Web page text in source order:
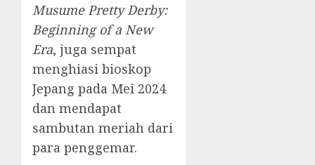
Musume Pretty Derby:
Beginning of a New
Era, juga sempat
menghiasi bioskop
Jepang pada Mei 2024
dan mendapat
sambutan meriah dari
para penggemar.